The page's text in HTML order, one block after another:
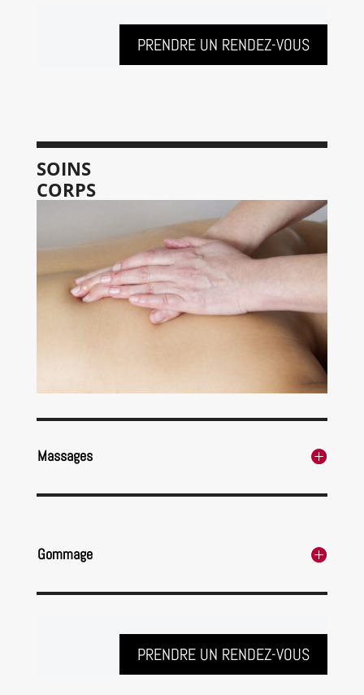
PRENDRE UN RENDEZ-VOUS
SOINS
CORPS
Massages
Gommage
PRENDRE UN RENDEZ-VOUS